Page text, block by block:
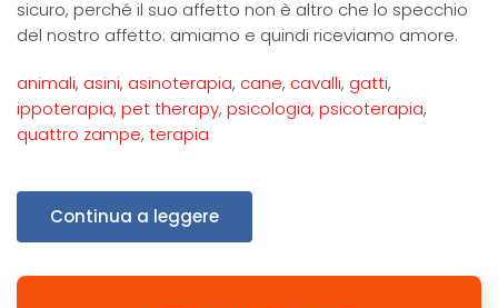
sicuro, perché il suo affetto non è altro che lo specchio
del nostro affetto: amiamo e quindi riceviamo amore.
animali, asini, asinoterapia, cane, cavalli, gatti,
ippoterapia, pet therapy, psicologia, psicoterapia,
quattro zampe, terapia
Continua a leggere